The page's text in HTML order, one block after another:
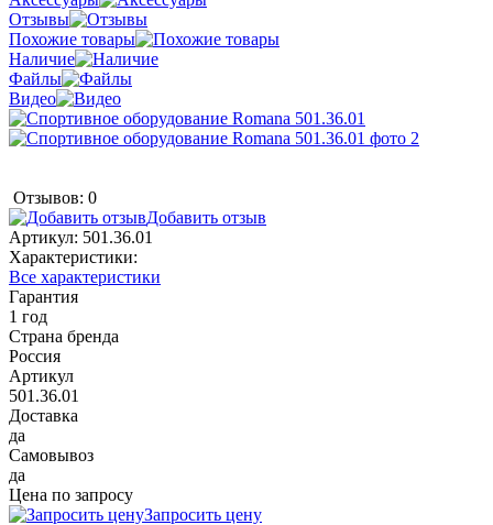
Отзывы
Похожие товары
Наличие
Файлы
Видео
Отзывов: 0
Добавить отзыв
Артикул: 501.36.01
Характеристики:
Все характеристики
Гарантия
1 год
Страна бренда
Россия
Артикул
501.36.01
Доставка
да
Самовывоз
да
Цена по запросу
Запросить цену